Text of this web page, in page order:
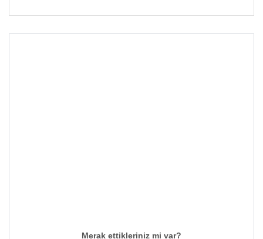
Merak ettikleriniz mi var?